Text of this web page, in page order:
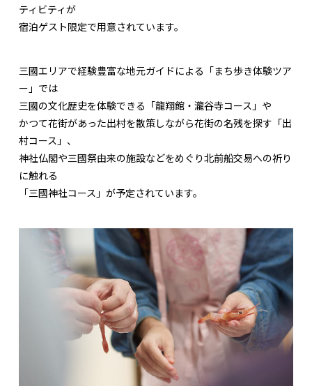
ティビティが
宿泊ゲスト限定で用意されています。
三國エリアで経験豊富な地元ガイドによる「まち歩き体験ツア
ー」では
三國の文化歴史を体験できる「龍翔館・瀧谷寺コース」や
かつて花街があった出村を散策しながら花街の名残を探す「出
村コース」、
神社仏閣や三國祭由来の施設などをめぐり北前船交易への祈り
に触れる
「三國神社コース」が予定されています。